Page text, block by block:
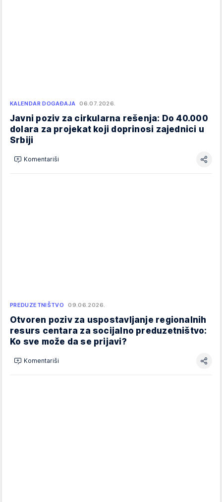
KALENDAR DOGAĐAJA 06.07.2026.
Javni poziv za cirkularna rešenja: Do 40.000
dolara za projekat koji doprinosi zajednici u
Srbiji
Komentariši
PREDUZETNIŠTVO 09.06.2026.
Otvoren poziv za uspostavljanje regionalnih
resurs centara za socijalno preduzetništvo:
Ko sve može da se prijavi?
Komentariši